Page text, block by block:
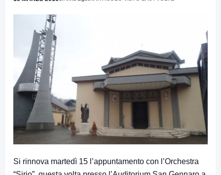
Si rinnova martedì 15 l’appuntamento con l’Orchestra